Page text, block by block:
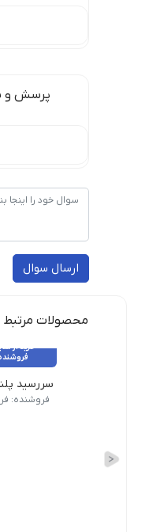
پرسش و
ارسال سوال
محصولات مرتبط
خرید از
وزن 500 گرم نام محصول | سررسید پلنر وزیری مدل رویا ابعاد | وزیری 17×24 ارسال طرح| رندوم